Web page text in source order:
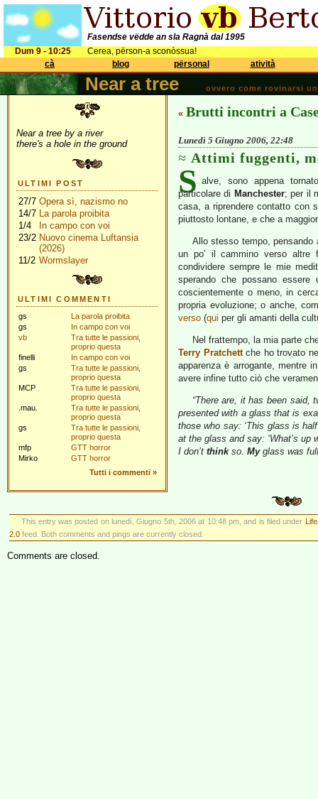
Fasendse vëdde an sla Ragnà dal 1995
Dum 9 - 10:25
Cerea, përson-a sconòssua!
cà
blog përsonal atività
Near a tree ovvero come rovinarsi
Near a tree by a river
there's a hole in the ground
ULTIMI POST
27/7 Opera sì, nazismo no
14/7 La parola proibita
1/4
In campo con voi
23/2 Nuovo cinema Luftansia
(2026)
11/2 Wormslayer
ULTIMI COMMENTI
gs
La parola proibita
gs
In campo con voi
vb
Tra tutte le passioni,
proprio questa
finelli
In campo con voi
gs
Tra tutte le passioni,
proprio questa
MCP
Tra tutte le passioni,
proprio questa
.mau.
Tra tutte le passioni,
proprio questa
gs
Tra tutte le passioni,
proprio questa
mfp
GTT horror
Mirko
GTT horror
Tutti i commenti »
« Brutti incontri a
Lunedì 5 Giugno 2006, 22:48
Attimi fuggenti,
S alve, sono appena
particolare di Manchester; per il
casa, a riprendere contatto con
piuttosto lontane, e che a
Allo stesso tempo,
un po’ il cammino verso altre
condividere sempre le mie
sperando che possano
coscientemente o meno, in
propria evoluzione; o anche,
verso (qui per gli amanti della
Nel frattempo, la mia parte
Terry Pratchettche ho trovato
apparenza è arrogante, mentre
avere infine tutto ciò che
“There are, it has been said,
presented with a glass that is
those who say: ‘This glass is
at the glass and say: ‘What’s
I don’t thinkso. Myglass was
This entry was posted on lunedì, Giugno 5th, 2006 at 10:48 pm, and is filed under
2.0 feed. Both comments and pings are currently closed.
Comments are closed.